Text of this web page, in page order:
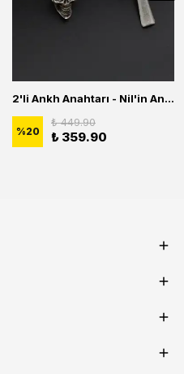
2'li Ankh Anahtarı - Nil'in Anahtarı - Kuru Kafa Erkek Kadın Kolye Seti
%20
₺ 449.90
₺ 359.90